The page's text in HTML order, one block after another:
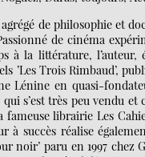
de philosophie et
de cinéma
à la littérature,
’Les Trois Rimbaud’,
Lénine en quasi-
s’est très peu vendu
fameuse librairie Les
à succès réalise
noir’ paru en 1997